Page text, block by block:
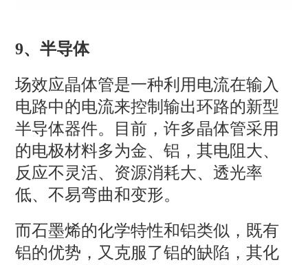
9、半导体
场效应晶体管是一种利用电流在输入
电路中的电流来控制输出环路的新型
半导体器件。目前，许多晶体管采用
的电极材料多为金、铝，其电阻大、
反应不灵活、资源消耗大、透光率
低、不易弯曲和变形。
而石墨烯的化学特性和铝类似，既有
铝的优势，又克服了铝的缺陷，其化